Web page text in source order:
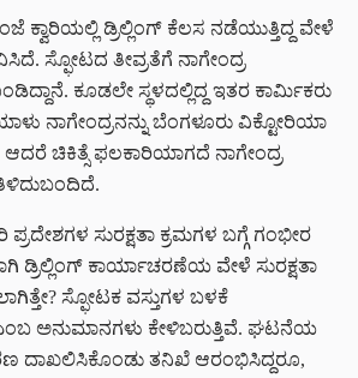
ಕ್ವಾರಿಯಲ್ಲಿ ಡ್ರಿಲ್ಲಿಂಗ್ ಕೆಲಸ ನಡೆಯುತ್ತಿದ್ದ ವೇಳೆ
ಸ್ಫೋಟದ ತೀವ್ರತೆಗೆ ನಾಗೇಂದ್ರ
ಕೂಡಲೇ ಸ್ಥಳದಲ್ಲಿದ್ದ ಇತರ ಕಾರ್ಮಿಕರು
ನಾಗೇಂದ್ರನನ್ನು ಬೆಂಗಳೂರು ವಿಕ್ಟೋರಿಯಾ
ಆದರೆ ಚಿಕಿತ್ಸೆ ಫಲಕಾರಿಯಾಗದೆ ನಾಗೇಂದ್ರ
ಸುರಕ್ಷತಾ ಕ್ರಮಗಳ ಬಗ್ಗೆ ಗಂಭೀರ
ಡ್ರಿಲ್ಲಿಂಗ್ ಕಾರ್ಯಾಚರಣೆಯ ವೇಳೆ ಸುರಕ್ಷತಾ
ಸ್ಫೋಟಕ ವಸ್ತುಗಳ ಬಳಕೆ
ಅನುಮಾನಗಳು ಕೇಳಿಬರುತ್ತಿವೆ. ಘಟನೆಯ
ದಾಖಲಿಸಿಕೊಂಡು ತನಿಖೆ ಆರಂಭಿಸಿದ್ದರೂ,